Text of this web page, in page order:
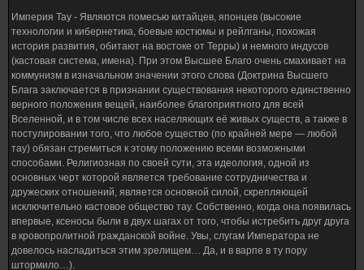
Империя Тау - Являются помесью китайцев, японцев (высокие
технологии и кибернетика, боевые костюмы и рейлганы, похожая
история развития, обитают на востоке от Терры) и немного индусов
(кастовая система, имена). При этом Высшее Благо очень смахивает на
коммунизм в изначальном значении этого слова (Доктрина Высшего
Блага заключается в признании существования некоторого единственно
верного положения вещей, наиболее благоприятного для всей
Вселенной, и в том числе всех населяющих её живых существ, а также в
постулировании того, что любое существо (по крайней мере — любой
тау) обязан стремиться к этому положению всеми возможными
способами. Религиозная по своей сути, эта идеология, одной из
основных черт которой является требование сотрудничества и
дружеских отношений, является основной силой, скрепляющей
исключительно кастовое общество тау. Собственно, когда она появилась
впервые, ксеносы были в двух шагах от того, чтобы истребить друг друга
в кровопролитной гражданской войне. Увы, слугам Императора не
довелось насладиться этим зрелищем… Да, и в варпе в ту пору
штормило…).